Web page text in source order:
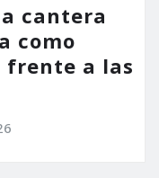
cantera
como
frente a las